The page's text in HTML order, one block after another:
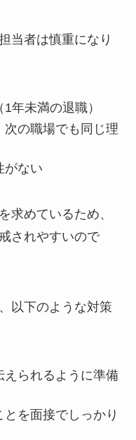
当者は慎重になり
年未満の退職）
の職場でも同じ理
がない
求めているため、
されやすいので
以下のような対策
られるように準備
とを面接でしっかり